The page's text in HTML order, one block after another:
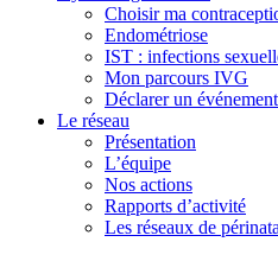
Choisir ma
Endométriose
IST : infections
Mon parcours IVG
Déclarer un
Le réseau
Présentation
L’équipe
Nos actions
Rapports d’activité
Les réseaux de